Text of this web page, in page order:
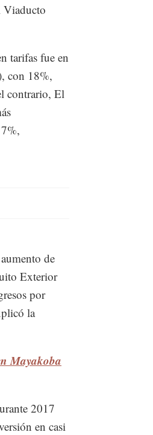
Viaducto
tarifas fue en
con 18%,
contrario, El
de
Exterior
por
la
Mayakoba
2017
en casi